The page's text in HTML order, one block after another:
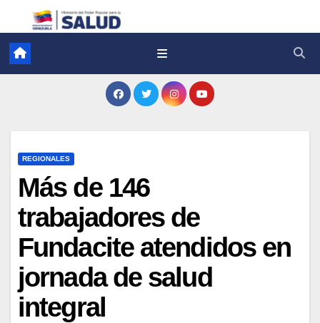
REGIONALES
Más de 146
trabajadores de
Fundacite atendidos en
jornada de salud
integral